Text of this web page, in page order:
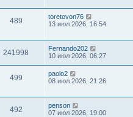
489
toretovon76
13 июл 2026, 16:54
241998
Fernando202
10 июл 2026, 06:27
499
paolo2
08 июл 2026, 21:26
492
penson
07 июл 2026, 19:00